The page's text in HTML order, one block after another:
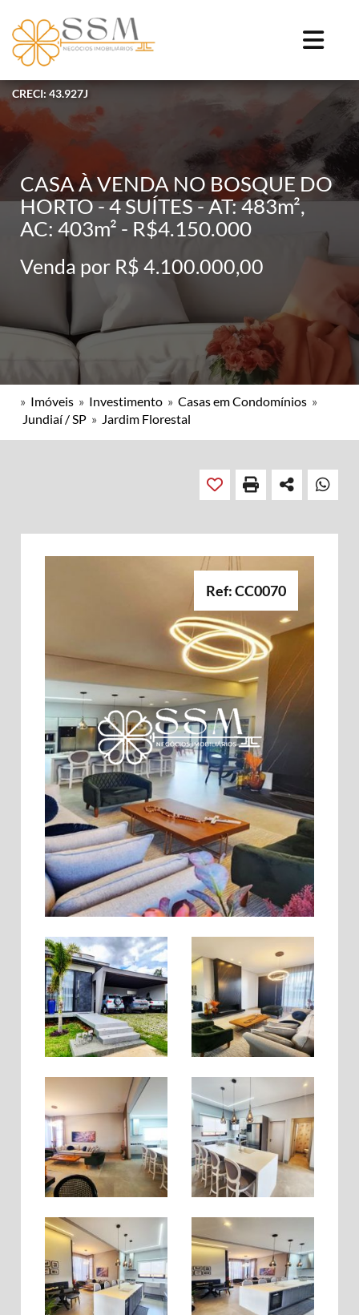
CRECI: 43.927J
CASA À VENDA NO BOSQUE DO
HORTO - 4 SUÍTES - AT: 483m²,
AC: 403m² - R$4.150.000
Venda por R$ 4.100.000,00
» Imóveis » Investimento » Casas em Condomínios »
Jundiaí / SP » Jardim Florestal
Ref: CC0070